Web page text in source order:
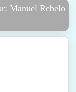
Manuel Rebelo